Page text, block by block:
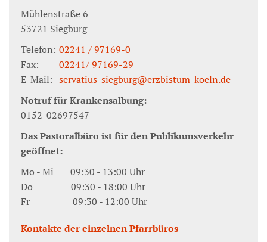
Mühlenstraße 6
53721 Siegburg
Telefon: 02241 / 97169-0
Fax:
02241/ 97169-29
E-Mail: servatius-siegburg@erzbistum-koeln.de
Notruf für Krankensalbung:
0152-02697547
Das Pastoralbüro ist für den Publikumsverkehr
geöffnet:
Mo - Mi 09:30 - 13:00 Uhr
Do 09:30 - 18:00 Uhr
Fr 09:30 - 12:00 Uhr
Kontakte der einzelnen Pfarrbüros